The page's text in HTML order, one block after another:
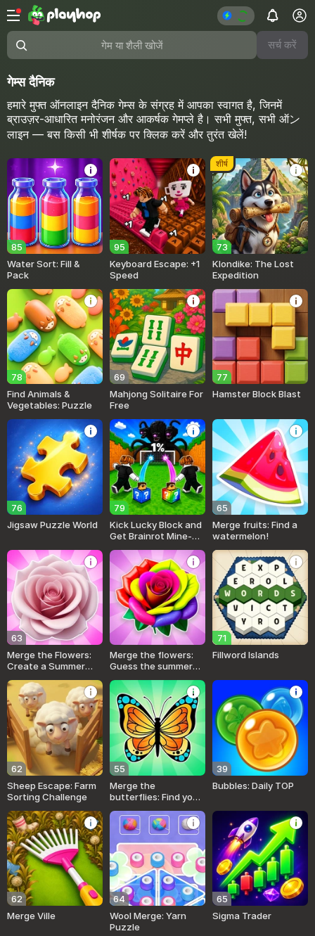
गेम या शैली खोजें सर्च करें
गेम्स दैनिक
हमारे मुफ्त ऑनलाइन दैनिक गेम्स के संग्रह में आपका स्वागत है, जिनमें
ब्राउज़र-आधारित मनोरंजन और आकर्षक गेमप्ले है। सभी मुफ्त, सभी ऑン
लाइन — बस किसी भी शीर्षक पर क्लिक करें और तुरंत खेलें!
85
Water Sort: Fill &
Pack
95
Keyboard Escape: +1
Speed
73
शीर्ष
Klondike: The Lost
Expedition
78
Find Animals &
Vegetables: Puzzle
69
Mahjong Solitaire For
Free
77
Hamster Block Blast
76
Jigsaw Puzzle World
79
Kick Lucky Block and
Get Brainrot Mine-
65
Merge fruits: Find a
watermelon!
63
Merge the Flowers:
Create a Summer
Merge the flowers:
Guess the summer
71
Fillword Islands
62
Sheep Escape: Farm
Sorting Challenge
55
Merge the
butterflies: Find your
39
Bubbles: Daily TOP
62
Merge Ville
64
Wool Merge: Yarn
Puzzle
65
Sigma Trader